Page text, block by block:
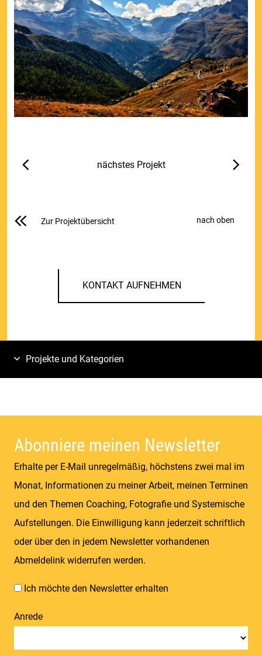
Zur Projektübersicht
nächstes Projekt
nach oben
KONTAKT AUFNEHMEN
Projekte und Kategorien
Abonniere meinen Newsletter
Erhalte per E-Mail unregelmäßig, höchstens zwei mal im
Monat, Informationen zu meiner Arbeit, meinen Terminen
und den Themen Coaching, Fotografie und Systemische
Aufstellungen. Die Einwilligung kann jederzeit schriftlich
oder über den in jedem Newsletter vorhandenen
Abmeldelink widerrufen werden.
Ich möchte den Newsletter erhalten
Anrede